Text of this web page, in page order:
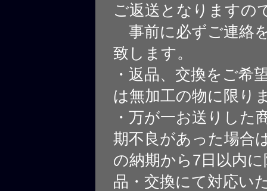
ご返送となりますの
事前に必ずご連絡
致します。
・返品、交換をご希
は無加工の物に限り
・万が一お送りした
期不良があった場合
の納期から7日以内
品・交換にて対応い